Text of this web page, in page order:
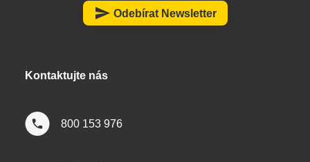
send Odebírat Newsletter
Kontaktujte nás
800 153 976